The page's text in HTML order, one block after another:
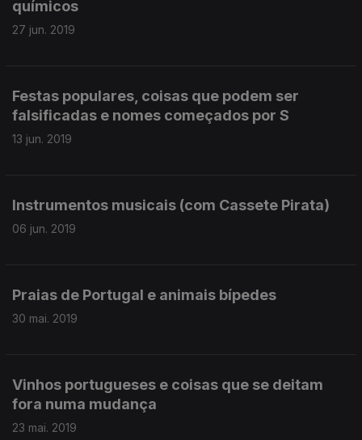
químicos
27 jun. 2019
Festas populares, coisas que podem ser
falsificadas e nomes começados por S
13 jun. 2019
Instrumentos musicais (com Cassete Pirata)
06 jun. 2019
Praias de Portugal e animais bípedes
30 mai. 2019
Vinhos portugueses e coisas que se deitam
fora numa mudança
23 mai. 2019